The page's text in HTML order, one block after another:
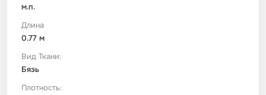
м.п.
Длина
0.77 м
Вид Ткани:
Бязь
Плотность: